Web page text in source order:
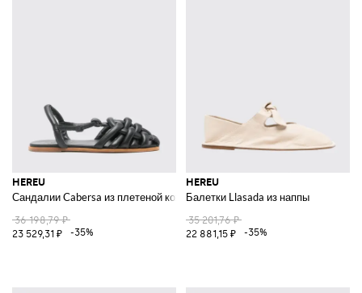
HEREU
Сандалии Cabersa из плетеной кожи
36 198,79 ₽
23 529,31 ₽
-35%
HEREU
Балетки Llasada из наппы
35 201,76 ₽
22 881,15 ₽
-35%